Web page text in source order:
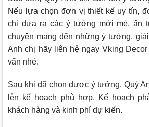
Nếu lựa chọn đơn vị thiết kế uy tín,
chị đưa ra các ý tưởng mới mẻ, ấn
chuyên mang đến những ý tưởng,
Anh chị hãy liên hệ ngay Vking Decor
vấn nhé.
Sau khi đã chọn được ý tưởng, Quý
lên kế hoạch phù hợp. Kế hoạch
khách hàng và kinh phí dự kiến.